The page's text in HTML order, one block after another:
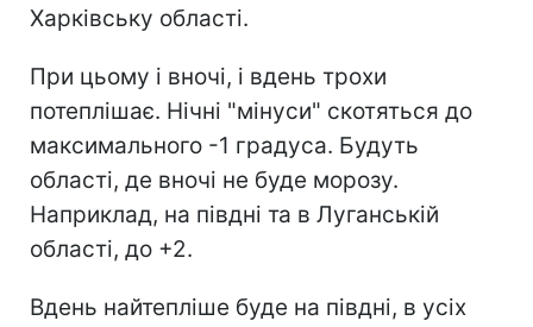
Харківську області.
При цьому і вночі, і вдень трохи
потеплішає. Нічні "мінуси" скотяться до
максимального -1 градуса. Будуть
області, де вночі не буде морозу.
Наприклад, на півдні та в Луганській
області, до +2.
Вдень найтепліше буде на півдні, в усіх